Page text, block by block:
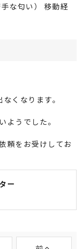
な匂い） 移動経
くなります。
ようでした。
頼をお受けしてお
ー